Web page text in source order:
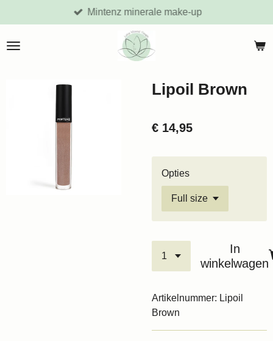
direct
naar
Mintenz minerale make-up
Lipoil Brown
€ 14,95
Opties
In
winkelwagen
Artikelnummer: Lipoil
Brown